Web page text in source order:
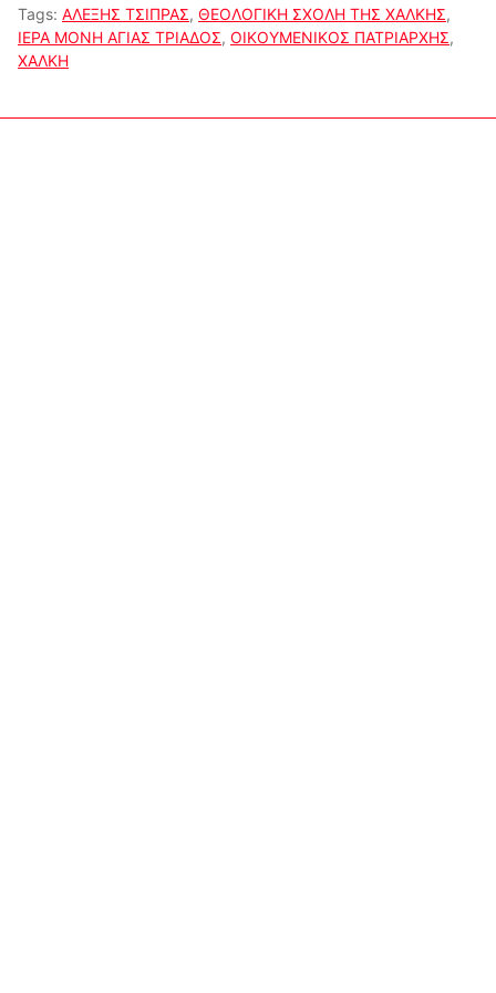
Tags: ΑΛΕΞΗΣ ΤΣΙΠΡΑΣ, ΘΕΟΛΟΓΙΚΗ ΣΧΟΛΗ ΤΗΣ ΧΑΛΚΗΣ,
ΙΕΡΑ ΜΟΝΗ ΑΓΙΑΣ ΤΡΙΑΔΟΣ, ΟΙΚΟΥΜΕΝΙΚΟΣ ΠΑΤΡΙΑΡΧΗΣ,
ΧΑΛΚΗ